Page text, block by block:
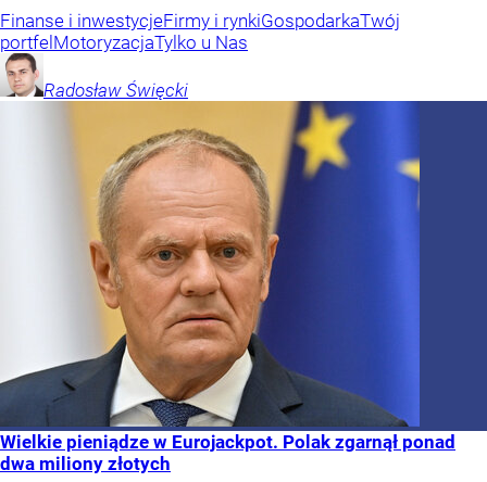
Finanse i inwestycjeFirmy i rynkiGospodarkaTwój
portfel MotoryzacjaTylko u Nas
Radosław Święcki
Wielkie pieniądze w Eurojackpot. Polak zgarnął ponad
dwa miliony złotych